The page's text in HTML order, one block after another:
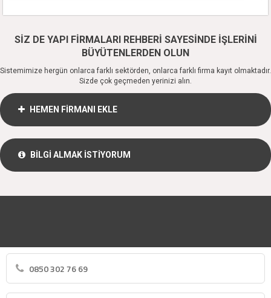
SİZ DE YAPI FİRMALARI REHBERİ SAYESİNDE İŞLERİNİ
BÜYÜTENLERDEN OLUN
Sistemimize hergün onlarca farklı sektörden, onlarca farklı firma kayıt olmaktadır.
Sizde çok geçmeden yerinizi alın.
HEMEN FİRMANI EKLE
BİLGİ ALMAK İSTİYORUM
0850 302 76 69